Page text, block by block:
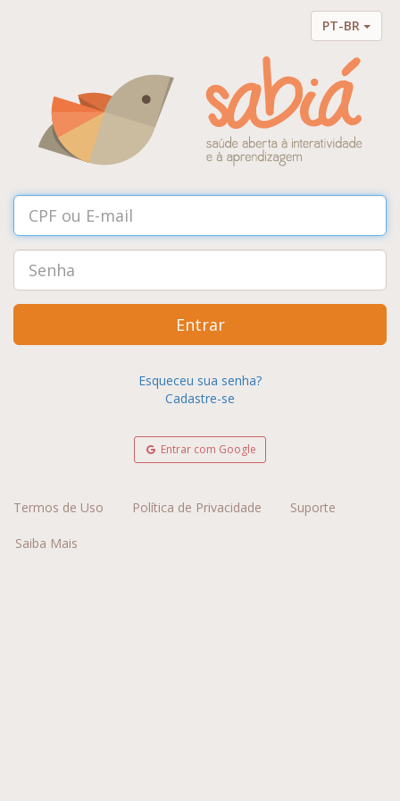
PT-BR
Entrar
Esqueceu sua senha?
Cadastre-se
Entrar com Google
Termos de Uso Política de Privacidade Suporte
Saiba Mais